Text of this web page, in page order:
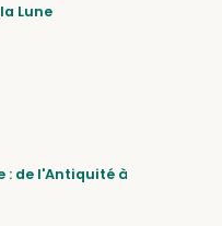
Lune
: de l'Antiquité à